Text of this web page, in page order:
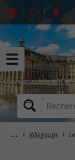
Villegouge